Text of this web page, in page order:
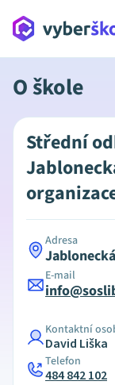
O škole
Střední
Adresa
E-mail
Kontaktní
David Liška
Telefon
484 842 102